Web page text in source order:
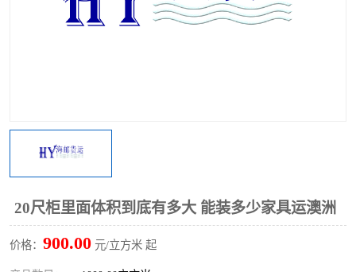
20尺柜里面体积到底有多大 能装多少家具运澳洲
价格： 900.00 元/立方米 起